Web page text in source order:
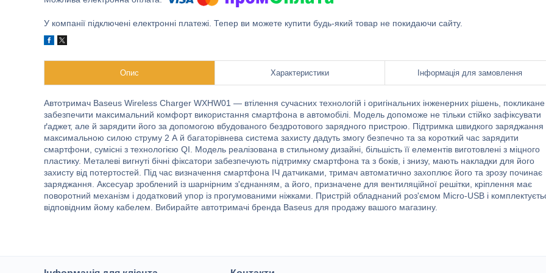
У компанії підключені електронні платежі. Тепер ви можете купити будь-який товар не покидаючи сайту.
Опис Характеристики Інформація для замовлення
Автотримач Baseus Wireless Charger WXHW01 — втілення сучасних технологій і оригінальних інженерних рішень, покликане
забезпечити максимальний комфорт використання смартфона в автомобілі. Модель допоможе не тільки стійко зафіксувати
ґаджет, але й зарядити його за допомогою вбудованого бездротового зарядного пристрою. Підтримка швидкого заряджання
максимальною силою струму 2 А й багаторівнева система захисту дадуть змогу безпечно та за короткий час зарядити
смартфони, сумісні з технологією QI. Модель реалізована в стильному дизайні, більшість її елементів виготовлені з міцного
пластику. Металеві вигнуті бічні фіксатори забезпечують підтримку смартфона та з боків, і знизу, мають накладки для його
захисту від потертостей. Під час визначення смартфона ІЧ датчиками, тримач автоматично захоплює його та зрозу починає
заряджання. Аксесуар зроблений із шарнірним з'єднанням, а його, призначене для вентиляційної решітки, кріплення має
поворотний механізм і додатковий упор із прогумованими ніжками. Пристрій обладнаний роз'ємом Micro-USB і
відповідним йому кабелем. Вибирайте автотримачі бренда Baseus для продажу вашого магазину.